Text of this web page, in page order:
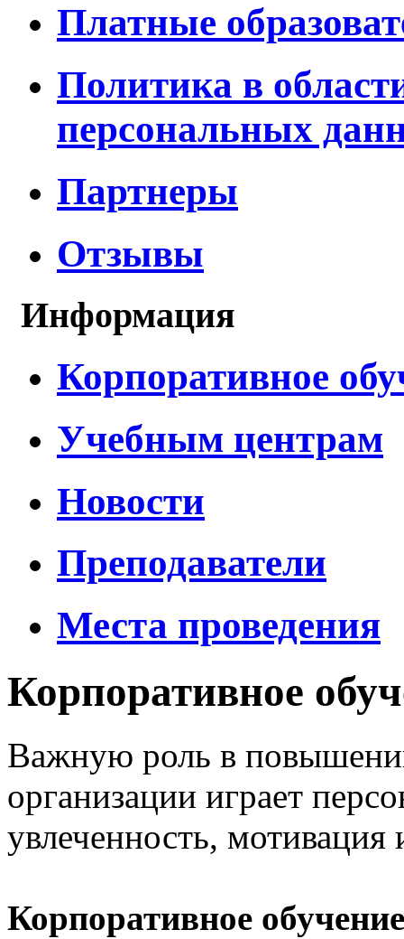
Платные
Политика в
персональных
Партнеры
Отзывы
Информация
Корпоративное
Учебным центрам
Новости
Преподаватели
Места проведения
Корпоративное
Важную роль в
организации играет
увлеченность, мотивация
Корпоративное обучение